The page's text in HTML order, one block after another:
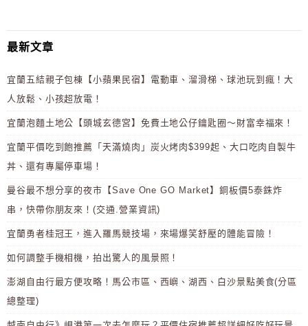
最新文章
宜蘭五結親子包棟【小蘋果民宿】電動車、溜滑梯、球池玩到瘋！大
人放鬆、小孩超放電！
宜蘭泡麵土地公【頭城玄德宮】免費土地公仔鑰匙圈～財富幸福來！
宜蘭平價吃到飽推薦「天滿燒肉」炭火烤肉$399起、大口吃肉自製牛
丼、還有專屬停車場！
曼谷最不想分享的夜市【Save One GO Market】銅板價5泰銖炸
串，快帶你朋友來！(交通.營業資訊)
宜蘭勇者桂冠王，進入羅馬競技場，來場爆笑舒壓的體能冒險！
如何調整手機相機，拍出驚人的風景照！
澎湖自由行最方便攻略！馬公市區、西嶼、湖西、白沙景點美食(分區
總整理)